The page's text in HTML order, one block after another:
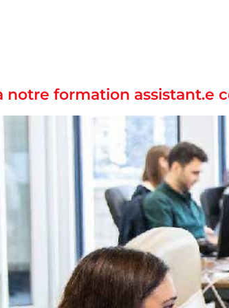
notre formation assistant.e